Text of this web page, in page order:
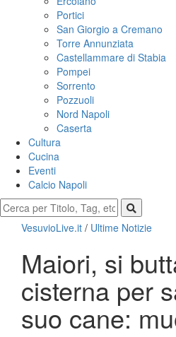
Portici
San Giorgio a Cremano
Torre Annunziata
Castellammare di Stabia
Pompei
Sorrento
Pozzuoli
Nord Napoli
Caserta
Cultura
Cucina
Eventi
Calcio Napoli
VesuvioLive.it / Ultime Notizie
Maiori, si
cisterna per
suo cane: